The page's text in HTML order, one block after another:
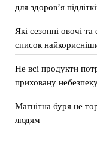
для здоров’я
Які сезонні овочі
список
Не всі продукти
приховану
Магнітна буря не
людям